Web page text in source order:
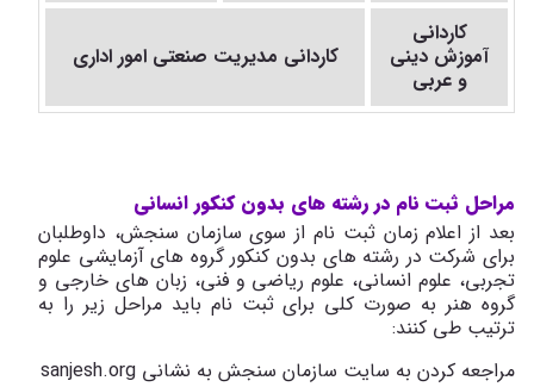
کاردانی
آموزش دینی
و عربی
کاردانی مدیریت صنعتی امور اداری
مراحل ثبت نام در رشته های بدون کنکور انسانی
بعد از اعلام زمان ثبت نام از سوی سازمان سنجش، داوطلبان
برای شرکت در رشته های بدون کنکور گروه های آزمایشی علوم
تجربی، علوم انسانی، علوم ریاضی و فنی، زبان های خارجی و
گروه هنر به صورت کلی برای ثبت نام باید مراحل زیر را به
ترتیب طی کنند:
مراجعه کردن به سایت سازمان سنجش به نشانی sanjesh.org